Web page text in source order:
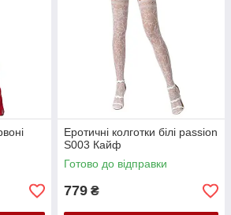
Еротичні колготки білі passion
S003 Кайф
Готово до відправки
779 ₴